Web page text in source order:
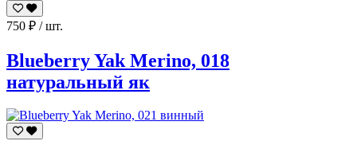
750 ₽ / шт.
Blueberry Yak Merino, 018
натуральный як